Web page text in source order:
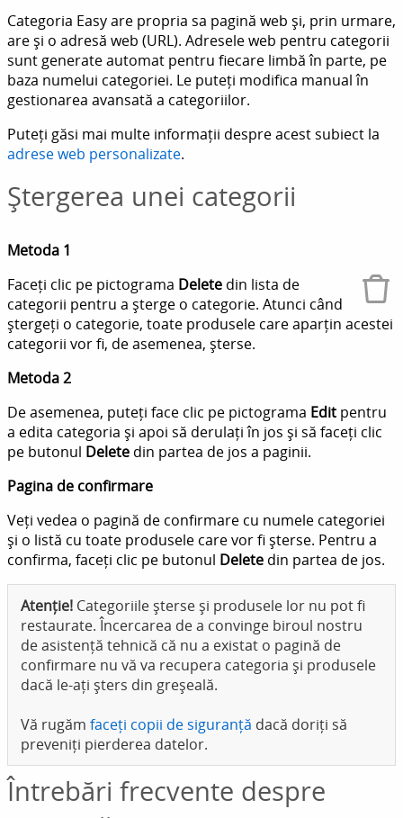
Categoria Easy are propria sa pagină web și, prin urmare,
are și o adresă web (URL). Adresele web pentru categorii
sunt generate automat pentru fiecare limbă în parte, pe
baza numelui categoriei. Le puteți modifica manual în
gestionarea avansată a categoriilor.
Puteți găsi mai multe informații despre acest subiect la
adrese web personalizate.
Ștergerea unei categorii
Metoda 1
Faceți clic pe pictograma Delete din lista de
categorii pentru a șterge o categorie. Atunci când
ștergeți o categorie, toate produsele care aparțin acestei
categorii vor fi, de asemenea, șterse.
Metoda 2
De asemenea, puteți face clic pe pictograma Edit pentru
a edita categoria și apoi să derulați în jos și să faceți clic
pe butonul Delete din partea de jos a paginii.
Pagina de confirmare
Veți vedea o pagină de confirmare cu numele categoriei
și o listă cu toate produsele care vor fi șterse. Pentru a
confirma, faceți clic pe butonul Delete din partea de jos.
Atenție! Categoriile șterse și produsele lor nu pot fi
restaurate. Încercarea de a convinge biroul nostru
de asistență tehnică că nu a existat o pagină de
confirmare nu vă va recupera categoria și produsele
dacă le-ați șters din greșeală.
Vă rugăm faceți copii de siguranță dacă doriți să
preveniți pierderea datelor.
Întrebări frecvente despre